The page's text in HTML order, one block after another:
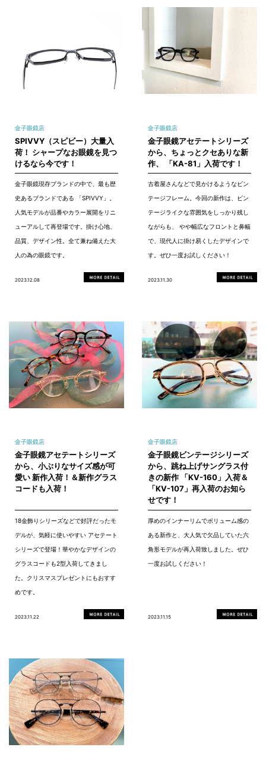
金子眼鏡店
SPIVVY（スピビー）大量入
荷！ シャープなお眼鏡を見つ
けるなら今です！
金子眼鏡現存ブランドの中で、最も歴
史あるブランドである 「SPIVVY」。
人気モデルが品番やカラー展開をリニ
ューアルして再登場です。掛け心地、
品質、デザイン性。全て兼ね備えた大
人の為の眼鏡です。
2023.12.08
金子眼鏡店
金子眼鏡アセテートシリーズ
から、ちょっとクセありな新
作、 「KA-81」入荷です！
古着屋さんなどで見かけるようなビン
テージフレーム。今回の新作は、ビン
テージライクな雰囲気をしっかり残し
ながらも、 やや幅広なフロントと鼻幅
で、現代人に掛け易くしたデザインで
す。ぜひ一度お試しください！
2023.11.30
金子眼鏡店
金子眼鏡アセテートシリーズ
から、小ぶりなサイズ感が可
愛い 新作入荷！＆新作グラス
コードも入荷！
18金飾りシリーズなどで好評だったモ
デルが、気軽に使いやすい アセテート
シリーズで登場！華やかなデザインの
グラスコードも2型入荷してきまし
た。クリスマスプレゼントにもおすす
めです。
2023.11.22
金子眼鏡店
金子眼鏡ビンテージシリーズ
から、跳ね上げサングラス付
きの新作 「KV-160」入荷＆
「KV-107」再入荷のお知ら
せです！
厚めのインナーリムでボリューム感の
ある新作と、大人気で欠品していた六
角形モデルが再入荷致しました。ぜひ
一度お試しください！
2023.11.15